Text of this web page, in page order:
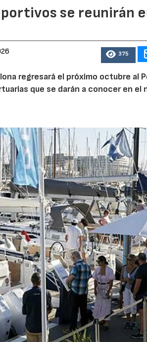
se reunirán
375
regresará el próximo octubre al
que se darán a conocer en el